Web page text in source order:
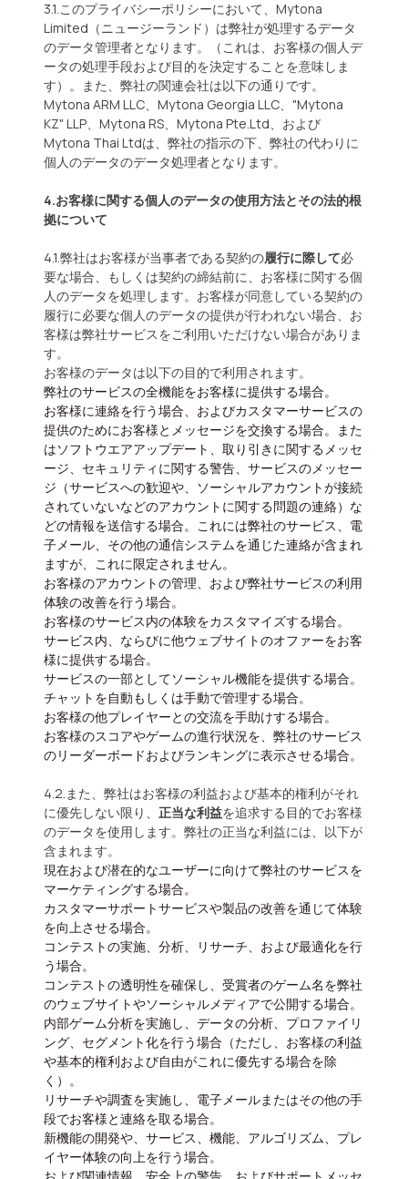
3.1.このプライバシーポリシーにおいて、Mytona
Limited（ニュージーランド）は弊社が処理するデータ
のデータ管理者となります。（これは、お客様の個人デ
ータの処理手段および目的を決定することを意味しま
す）。また、弊社の関連会社は以下の通りです。
Mytona ARM LLC、Mytona Georgia LLC、"Mytona
KZ" LLP、Mytona RS、Mytona Pte.Ltd、および
Mytona Thai Ltdは、弊社の指示の下、弊社の代わりに
個人のデータのデータ処理者となります。
4.お客様に関する個人のデータの使用方法とその法的根
拠について
4.1.弊社はお客様が当事者である契約の履行に際して必
要な場合、もしくは契約の締結前に、お客様に関する個
人のデータを処理します。お客様が同意している契約の
履行に必要な個人のデータの提供が行われない場合、お
客様は弊社サービスをご利用いただけない場合がありま
す。
お客様のデータは以下の目的で利用されます。
弊社のサービスの全機能をお客様に提供する場合。
お客様に連絡を行う場合、およびカスタマーサービスの
提供のためにお客様とメッセージを交換する場合。また
はソフトウエアアップデート、取り引きに関するメッセ
ージ、セキュリティに関する警告、サービスのメッセー
ジ（サービスへの歓迎や、ソーシャルアカウントが接続
されていないなどのアカウントに関する問題の連絡）な
どの情報を送信する場合。これには弊社のサービス、電
子メール、その他の通信システムを通じた連絡が含まれ
ますが、これに限定されません。
お客様のアカウントの管理、および弊社サービスの利用
体験の改善を行う場合。
お客様のサービス内の体験をカスタマイズする場合。
サービス内、ならびに他ウェブサイトのオファーをお客
様に提供する場合。
サービスの一部としてソーシャル機能を提供する場合。
チャットを自動もしくは手動で管理する場合。
お客様の他プレイヤーとの交流を手助けする場合。
お客様のスコアやゲームの進行状況を、弊社のサービス
のリーダーボードおよびランキングに表示させる場合。
4.2.また、弊社はお客様の利益および基本的権利がそれ
に優先しない限り、 正当な利益を追求する目的でお客様
のデータを使用します。弊社の正当な利益には、以下が
含まれます。
現在および潜在的なユーザーに向けて弊社のサービスを
マーケティングする場合。
カスタマーサポートサービスや製品の改善を通じて体験
を向上させる場合。
コンテストの実施、分析、リサーチ、および最適化を行
う場合。
コンテストの透明性を確保し、受賞者のゲーム名を弊社
のウェブサイトやソーシャルメディアで公開する場合。
内部ゲーム分析を実施し、データの分析、プロファイリ
ング、セグメント化を行う場合（ただし、お客様の利益
や基本的権利および自由がこれに優先する場合を除
く）。
リサーチや調査を実施し、電子メールまたはその他の手
段でお客様と連絡を取る場合。
新機能の開発や、サービス、機能、アルゴリズム、プレ
イヤー体験の向上を行う場合。